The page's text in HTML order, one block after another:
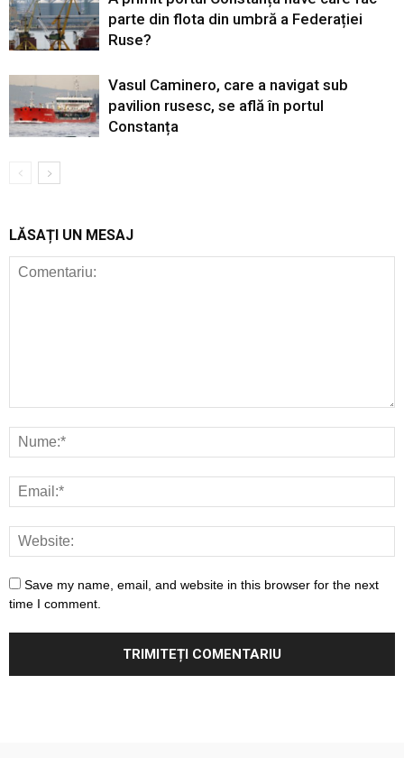
parte din flota din umbră a Federației
Ruse?
Vasul Caminero, care a navigat sub
pavilion rusesc, se află în portul
Constanța
LĂSAȚI UN MESAJ
Save my name, email, and website in this browser for the next
time I comment.